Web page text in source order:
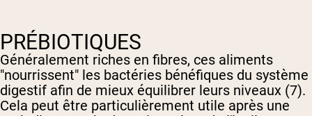
PRÉBIOTIQUES
Généralement riches en fibres, ces aliments
"nourrissent" les bactéries bénéfiques du système
digestif afin de mieux équilibrer leurs niveaux (7).
Cela peut être particulièrement utile après une